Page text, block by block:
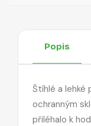
Popis
Štíhlé a lehké
ochranným
přiléhalo k